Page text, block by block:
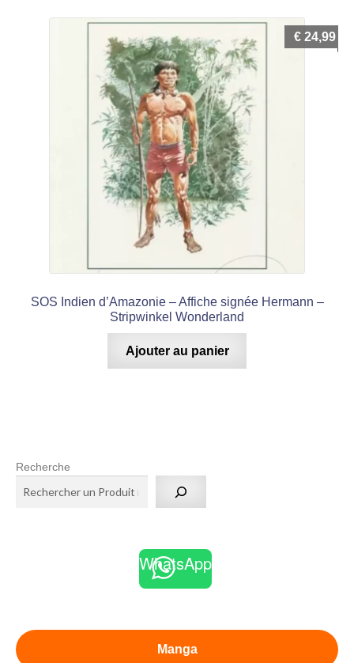
SOS Indien d’Amazonie – Affiche signée Hermann –
Stripwinkel Wonderland
€ 24,99
Ajouter au panier
Recherche
WhatsApp
Manga